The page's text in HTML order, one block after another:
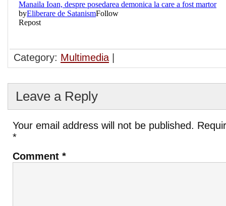
Category: Multimedia
Leave a Reply
Your email address will not be published.
*
Comment *